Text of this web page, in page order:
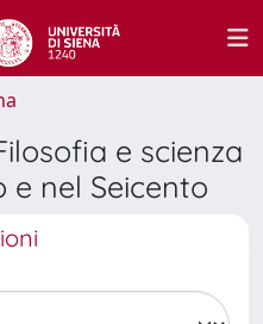
e scienza
e nel Seicento